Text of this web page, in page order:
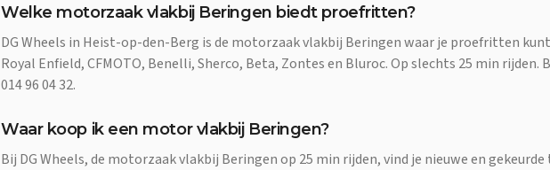
Welke motorzaak vlakbij Beringen biedt proefritten?
DG Wheels in Heist-op-den-Berg is de motorzaak vlakbij Beringen waar je proefritten
Royal Enfield, CFMOTO, Benelli, Sherco, Beta, Zontes en Bluroc. Op slechts 25 min rijden.
014 96 04 32.
Waar koop ik een motor vlakbij Beringen?
Bij DG Wheels, de motorzaak vlakbij Beringen op 25 min rijden, vind je nieuwe en